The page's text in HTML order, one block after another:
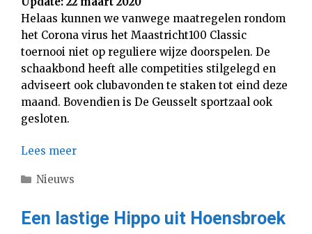
Helaas kunnen we vanwege maatregelen rondom
het Corona virus het Maastricht100 Classic
toernooi niet op reguliere wijze doorspelen. De
schaakbond heeft alle competities stilgelegd en
adviseert ook clubavonden te staken tot eind deze
maand. Bovendien is De Geusselt sportzaal ook
gesloten.
Lees meer
Categorieën
Nieuws
Een lastige Hippo uit Hoensbroek